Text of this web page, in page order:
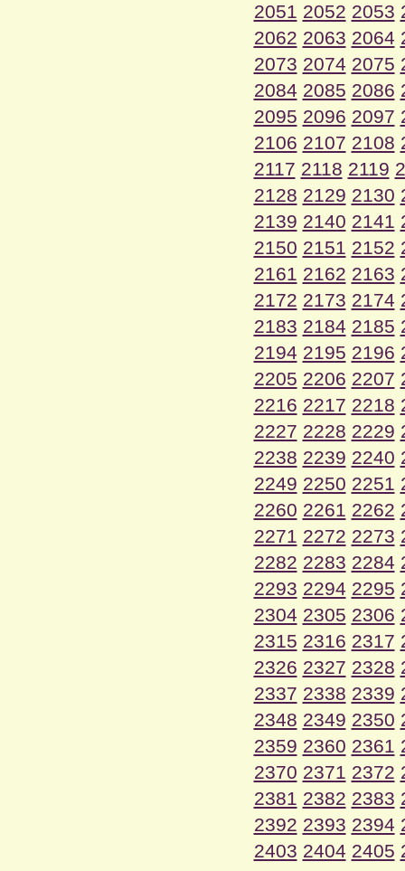
2051 2052 2053
2062 2063 2064
2073 2074 2075
2084 2085 2086
2095 2096 2097
2106 2107 2108
2117 2118 2119
2128 2129 2130
2139 2140 2141
2150 2151 2152
2161 2162 2163
2172 2173 2174
2183 2184 2185
2194 2195 2196
2205 2206 2207
2216 2217 2218
2227 2228 2229
2238 2239 2240
2249 2250 2251
2260 2261 2262
2271 2272 2273
2282 2283 2284
2293 2294 2295
2304 2305 2306
2315 2316 2317
2326 2327 2328
2337 2338 2339
2348 2349 2350
2359 2360 2361
2370 2371 2372
2381 2382 2383
2392 2393 2394
2403 2404 2405